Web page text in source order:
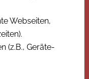
Webseiten,
(z.B., Geräte-